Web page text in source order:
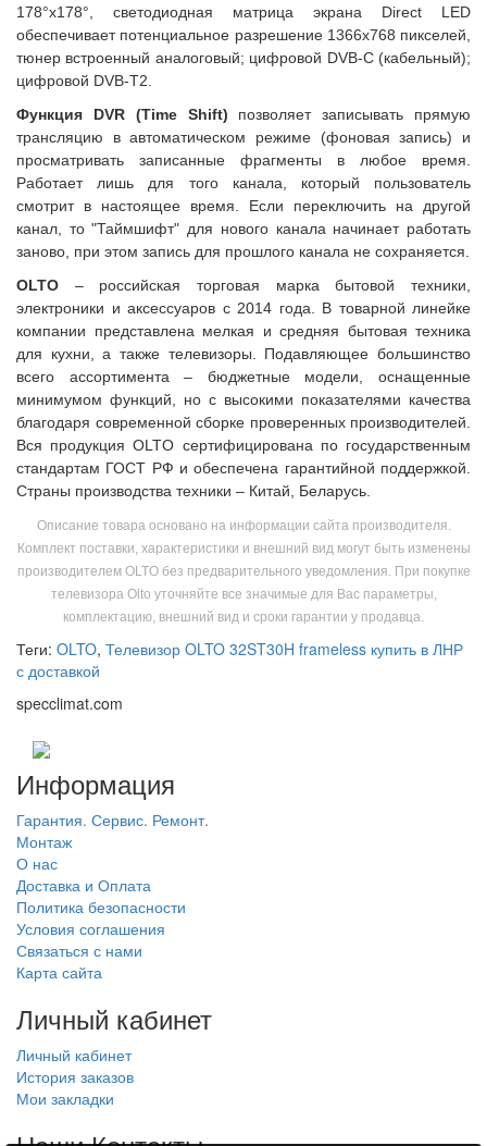
178°х178°, светодиодная матрица экрана Direct LED
обеспечивает потенциальное разрешение 1366x768 пикселей,
тюнер встроенный аналоговый; цифровой DVB-C (кабельный);
цифровой DVB-T2.
Функция DVR (Time Shift) позволяет записывать прямую
трансляцию в автоматическом режиме (фоновая запись) и
просматривать записанные фрагменты в любое время.
Работает лишь для того канала, который пользователь
смотрит в настоящее время. Если переключить на другой
канал, то "Таймшифт" для нового канала начинает работать
заново, при этом запись для прошлого канала не сохраняется.
OLTO – российская торговая марка бытовой техники,
электроники и аксессуаров с 2014 года. В товарной линейке
компании представлена мелкая и средняя бытовая техника
для кухни, а также телевизоры. Подавляющее большинство
всего ассортимента – бюджетные модели, оснащенные
минимумом функций, но с высокими показателями качества
благодаря современной сборке проверенных производителей.
Вся продукция OLTO сертифицирована по государственным
стандартам ГОСТ РФ и обеспечена гарантийной поддержкой.
Страны производства техники – Китай, Беларусь.
Описание товара основано на информации сайта производителя.
Комплект поставки, характеристики и внешний вид могут быть изменены
производителем OLTO без предварительного уведомления. При покупке
телевизора Olto уточняйте все значимые для Вас параметры,
комплектацию, внешний вид и сроки гарантии у продавца.
Теги: OLTO, Телевизор OLTO 32ST30H frameless купить в ЛНР
с доставкой
specclimat.com
Информация
Гарантия. Сервис. Ремонт.
Монтаж
О нас
Доставка и Оплата
Политика безопасности
Условия соглашения
Связаться с нами
Карта сайта
Личный кабинет
Личный кабинет
История заказов
Мои закладки